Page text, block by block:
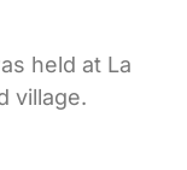
held at La
village.